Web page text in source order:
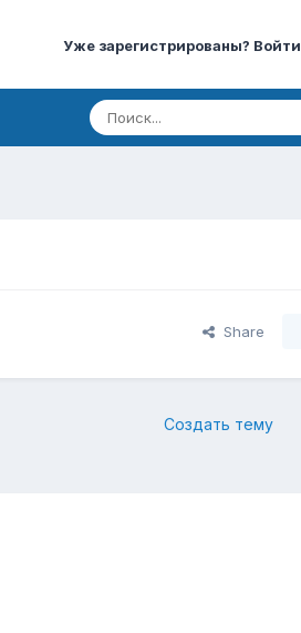
Уже зарегистрированы? Войти
Share
Создать тему